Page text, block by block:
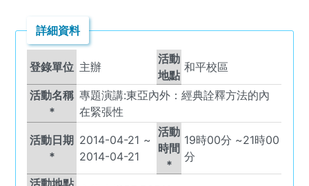
詳細資料
登錄單位 主辦
活動
地點
和平校區
活動名稱
*
專題演講:東亞內外：經典詮釋方法的內
在緊張性
活動日期
*
2014-04-21 ~
2014-04-21
活動
時間
*
19時00 分 ~21時00
分
活動地點